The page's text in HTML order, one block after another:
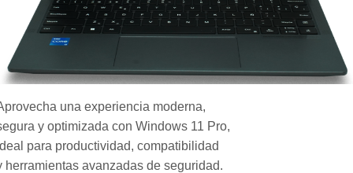
una experiencia moderna,
y optimizada con Windows 11 Pro,
para productividad, compatibilidad
herramientas avanzadas de seguridad.